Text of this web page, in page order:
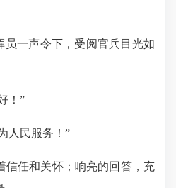
声令下，受阅官兵目光如
！”
民服务！”
任和关怀；响亮的回答，充